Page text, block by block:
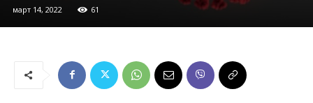
март 14, 2022 61